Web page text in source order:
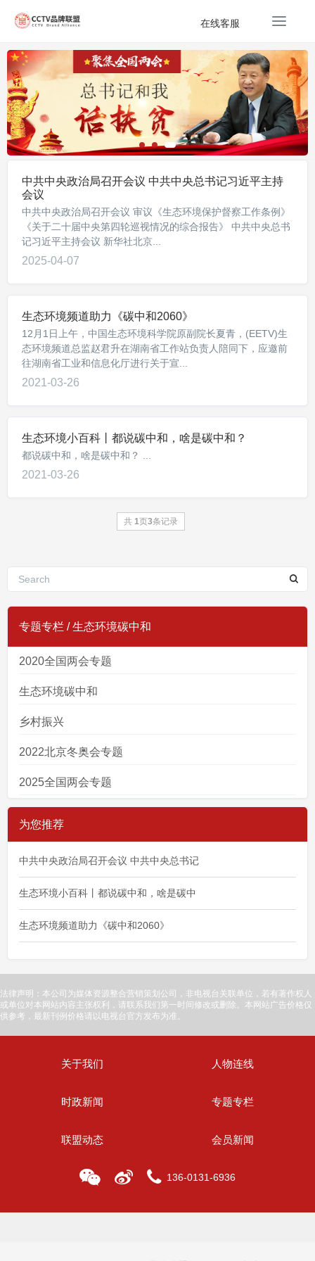
T
g
g
l
e
n
a
v
i
g
t
i
在线客服
中共中央政治局召开会议 中共中央总书记习近平主持
会议
中共中央政治局召开会议 审议《生态环境保护督察工作条例》
《关于二十届中央第四轮巡视情况的综合报告》 中共中央总书
记习近平主持会议 新华社北京...
2025-04-07
生态环境频道助力《碳中和2060》
12月1日上午，中国生态环境科学院原副院长夏青，(EETV)生
态环境频道总监赵君升在湖南省工作站负责人陪同下，应邀前
往湖南省工业和信息化厅进行关于宣...
2021-03-26
生态环境小百科丨都说碳中和，啥是碳中和？
都说碳中和，啥是碳中和？ ...
2021-03-26
共 1页3条记录
专题专栏 / 生态环境碳中和
2020全国两会专题
生态环境碳中和
乡村振兴
2022北京冬奥会专题
2025全国两会专题
为您推荐
中共中央政治局召开会议 中共中央总书记
生态环境小百科丨都说碳中和，啥是碳中
生态环境频道助力《碳中和2060》
法律声明：本公司为媒体资源整合营销策划公司，非电视台关联单位，若有著作权人
或单位对本网站内容主张权利，请联系我们第一时间修改或删除。本网站广告价格仅
供参考，最新刊例价格请以电视台官方发布为准。
关于我们 人物连线
时政新闻 专题专栏
联盟动态 会员新闻
136-0131-6936